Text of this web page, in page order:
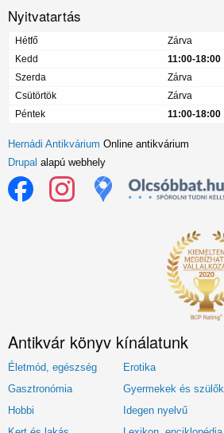
Nyitvatartás
Hétfő
Zárva
Kedd
11:00-18:00
Szerda
Zárva
Csütörtök
Zárva
Péntek
11:00-18:00
Hernádi Antikvárium Online antikvárium
Drupal alapú webhely
Antikvár könyv kínálatunk
Életmód, egészség Erotika
Gasztronómia
Gyermekek és szülők
Hobbi
Idegen nyelvű